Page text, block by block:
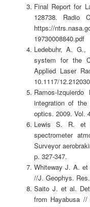
Final Report for
128738. Radio
https://
19730008840.pdf
Ledebuhr, A.
system for the
Applied Laser
10.1117/
Ramos-
integration of the
optics. 2009. Vol.
Lewis S. R. et
spectrometer
Surveyor
p. 327-347.
Whiteway J. A.
//J. Geophys.
Saito J. et al.
from Hayabusa